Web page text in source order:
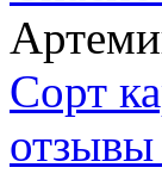
Сорт